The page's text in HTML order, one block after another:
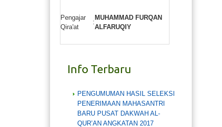
Pengajar
Qira'at
:
MUHAMMAD FURQAN
ALFARUQIY
Info Terbaru
PENGUMUMAN HASIL SELEKSI
PENERIMAAN MAHASANTRI
BARU PUSAT DAKWAH AL-
QUR’AN ANGKATAN 2017